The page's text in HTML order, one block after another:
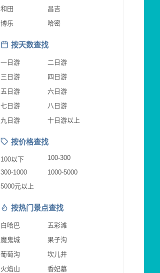
和田
昌吉
博乐
哈密
按天数查找
一日游
二日游
三日游
四日游
五日游
六日游
七日游
八日游
九日游
十日游以上
按价格查找
100以下
100-300
300-1000
1000-5000
5000元以上
按热门景点查找
白哈巴
五彩滩
魔鬼城
果子沟
葡萄沟
坎儿井
火焰山
香妃墓